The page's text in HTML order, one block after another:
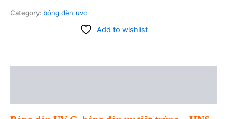
Category: bóng đèn uvc
Add to wishlist